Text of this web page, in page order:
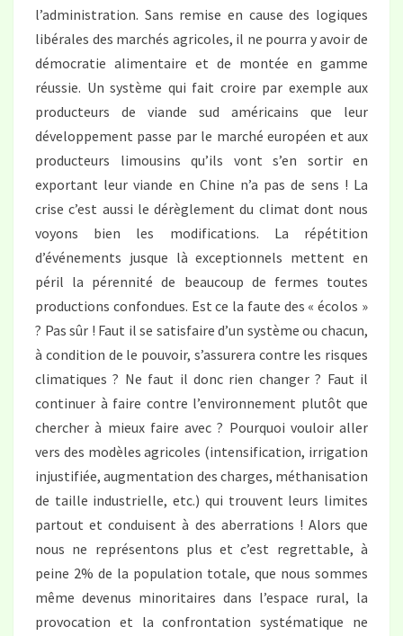
l’administration. Sans remise en cause des logiques
libérales des marchés agricoles, il ne pourra y avoir de
démocratie alimentaire et de montée en gamme
réussie. Un système qui fait croire par exemple aux
producteurs de viande sud américains que leur
développement passe par le marché européen et aux
producteurs limousins qu’ils vont s’en sortir en
exportant leur viande en Chine n’a pas de sens ! La
crise c’est aussi le dérèglement du climat dont nous
voyons bien les modifications. La répétition
d’événements jusque là exceptionnels mettent en
péril la pérennité de beaucoup de fermes toutes
productions confondues. Est ce la faute des « écolos »
? Pas sûr ! Faut il se satisfaire d’un système ou chacun,
à condition de le pouvoir, s’assurera contre les risques
climatiques ? Ne faut il donc rien changer ? Faut il
continuer à faire contre l’environnement plutôt que
chercher à mieux faire avec ? Pourquoi vouloir aller
vers des modèles agricoles (intensification, irrigation
injustifiée, augmentation des charges, méthanisation
de taille industrielle, etc.) qui trouvent leurs limites
partout et conduisent à des aberrations ! Alors que
nous ne représentons plus et c’est regrettable, à
peine 2% de la population totale, que nous sommes
même devenus minoritaires dans l’espace rural, la
provocation et la confrontation systématique ne